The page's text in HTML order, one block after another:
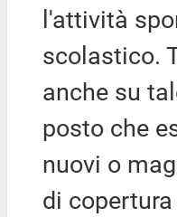
l'attività
scolastico.
anche su
posto che
nuovi o
di